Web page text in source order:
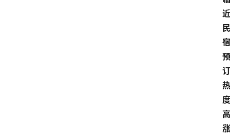
近
民
宿
预
订
热
度
高
涨